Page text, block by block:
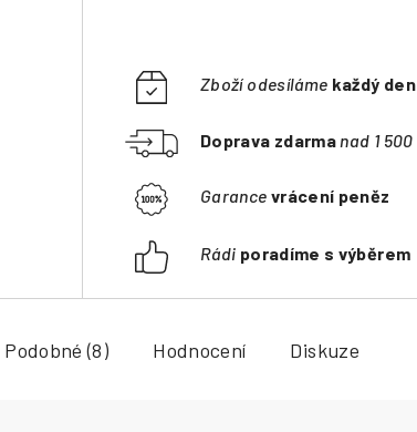
Zboží odesíláme každý den
Doprava zdarma nad 1
Garance vrácení peněz
Rádi poradíme s výběrem
Podobné (8) Hodnocení Diskuze